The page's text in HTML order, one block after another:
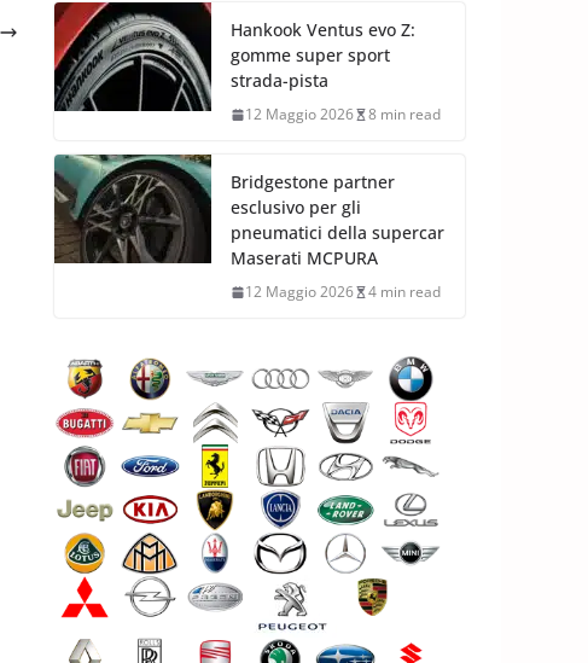
Hankook Ventus evo Z:
gomme super sport
strada-pista
12 Maggio 2026 8 min read
Bridgestone partner
esclusivo per gli
pneumatici della supercar
Maserati MCPURA
12 Maggio 2026 4 min read